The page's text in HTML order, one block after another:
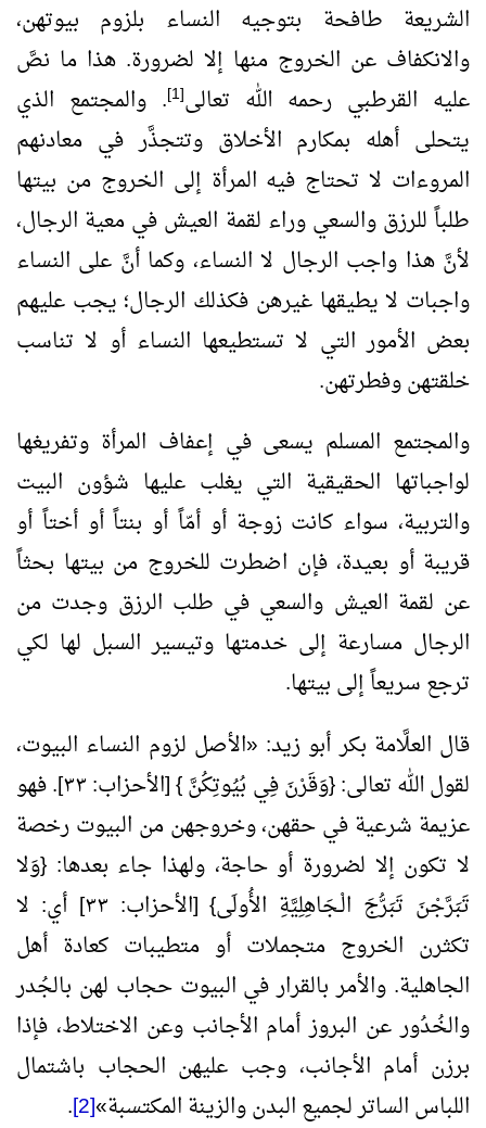
الشريعة طافحة بتوجيه النساء بلزوم بيوتهن،
والانكفاف عن الخروج منها إلا لضرورة. هذا ما نصَّ
عليه القرطبي رحمه الله تعالى[1] . والمجتمع الذي
يتحلى أهله بمكارم الأخلاق وتتجذَّر في معادنهم
المروءات لا تحتاج فيه المرأة إلى الخروج من بيتها
طلباً للرزق والسعي وراء لقمة العيش في معية الرجال،
لأنَّ هذا واجب الرجال لا النساء، وكما أنَّ على النساء
واجبات لا يطيقها غيرهن فكذلك الرجال؛ يجب عليهم
بعض الأمور التي لا تستطيعها النساء أو لا تناسب
خلقتهن وفطرتهن.
والمجتمع المسلم يسعى في إعفاف المرأة وتفريغها
لواجباتها الحقيقية التي يغلب عليها شؤون البيت
والتربية، سواء كانت زوجة أو أمّاً أو بنتاً أو أختاً أو
قريبة أو بعيدة، فإن اضطرت للخروج من بيتها بحثاً
عن لقمة العيش والسعي في طلب الرزق وجدت من
الرجال مسارعة إلى خدمتها وتيسير السبل لها لكي
ترجع سريعاً إلى بيتها.
قال العلَّامة بكر أبو زيد: «الأصل لزوم النساء البيوت،
لقول الله تعالى: {وَقَرْنَ فِي بُيُوتِكُنَّ } [الأحزاب: ٣٣]. فهو
عزيمة شرعية في حقهن، وخروجهن من البيوت رخصة
لا تكون إلا لضرورة أو حاجة، ولهذا جاء بعدها: {وَلا
تَبَرَّجْنَ تَبَرُّجَ الْـجَاهِلِيَّةِ الأُولَى} [الأحزاب: ٣٣] أي: لا
تكثرن الخروج متجملات أو متطيبات كعادة أهل
الجاهلية. والأمر بالقرار في البيوت حجاب لهن بالجُدر
والخُدُور عن البروز أمام الأجانب وعن الاختلاط، فإذا
برزن أمام الأجانب، وجب عليهن الحجاب باشتمال
اللباس الساتر لجميع البدن والزينة المكتسبة»
[2]
.